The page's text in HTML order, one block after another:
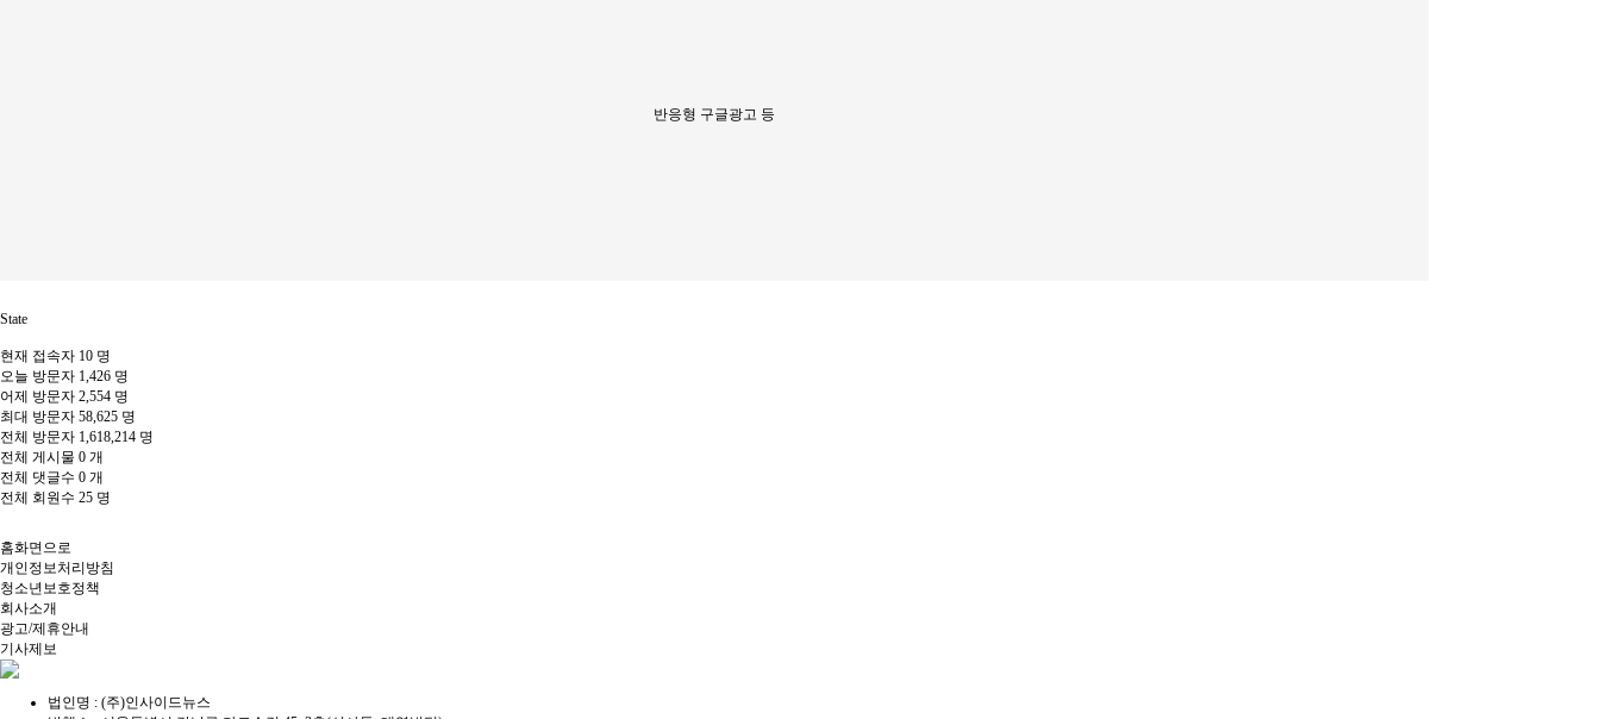
반응형 구글광고 등
State
현재 접속자 10 명
오늘 방문자 1,426 명
어제 방문자 2,554 명
최대 방문자 58,625 명
전체 방문자 1,618,214 명
전체 게시물 0 개
전체 댓글수 0 개
전체 회원수 25 명
홈화면으로
개인정보처리방침
청소년보호정책
회사소개
광고/제휴안내
기사제보
법인명 : (주)인사이드뉴스